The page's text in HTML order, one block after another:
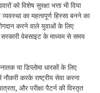
को विशेष सुरक्षा भत्ता भी दिया
का महत्वपूर्ण हिस्सा बनने का
करने वाले युवाओं के लिए
वेबसाइट के माध्यम से समय
या डिप्लोमा धारकों के लिए
करके राष्ट्रीय सेवा करना
और परीक्षा पैटर्न की विस्तृत